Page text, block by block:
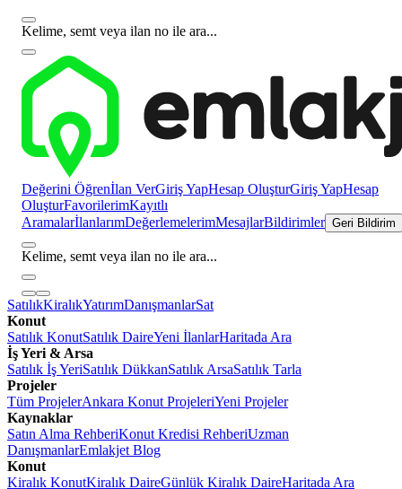
Kelime, semt veya ilan no ile ara...
Değerini Öğrenİlan VerGiriş YapHesap OluşturGiriş YapHesap
OluşturFavorilerimKayıtlı
AramalarİlanlarımDeğerlemelerimMesajlarBildirimler Geri Bildirim
Kelime, semt veya ilan no ile ara...
SatılıkKiralıkYatırımDanışmanlarSat
Konut
Satılık KonutSatılık DaireYeni İlanlarHaritada Ara
İş Yeri & Arsa
Satılık İş YeriSatılık DükkanSatılık ArsaSatılık Tarla
Projeler
Tüm ProjelerAnkara Konut ProjeleriYeni Projeler
Kaynaklar
Satın Alma RehberiKonut Kredisi RehberiUzman
DanışmanlarEmlakjet Blog
Konut
Kiralık KonutKiralık DaireGünlük Kiralık DaireHaritada Ara